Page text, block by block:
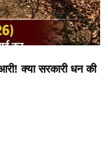
क्या सरकारी धन की